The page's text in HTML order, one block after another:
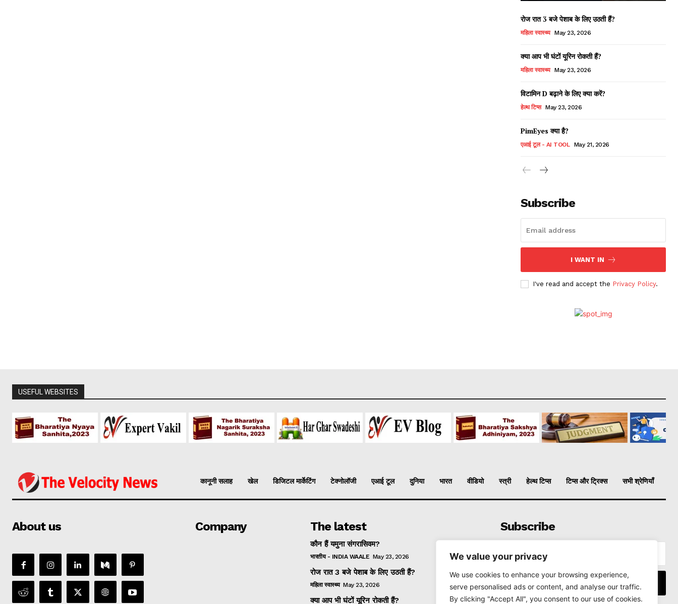
We value your privacy
We use cookies to enhance your browsing experience,
serve personalised ads or content, and analyse our traffic.
By clicking "Accept All", you consent to our use of cookies.
रोज रात 3 बजे पेशाब के लिए उठती हैं?
महिला स्वास्थ्य May 23, 2026
क्या आप भी घंटों यूरिन रोकती हैं?
महिला स्वास्थ्य May 23, 2026
विटामिन D बढ़ाने के लिए क्या करें?
हेल्थ टिप्स May 23, 2026
PimEyes क्या है?
एआई टूल - AI TOOL May 21, 2026
Subscribe
I WANT IN
I've read and accept the Privacy Policy.
USEFUL WEBSITES
कानूनी सलाह खेल डिजिटल मार्केटिंग टेक्नोलॉजी एआई टूल दुनिया भारत वीडियो स्त्री हेल्थ टिप्स टिप्स और ट्रिक्स सभी श्रेणियाँ
About us Company The latest
कौन हैं यमुना संगरासिवम?
भारतीय - INDIA WAALE May 23, 2026
रोज रात 3 बजे पेशाब के लिए उठती हैं?
महिला स्वास्थ्य May 23, 2026
क्या आप भी घंटों यूरिन रोकती हैं?
Subscribe
I WANT IN